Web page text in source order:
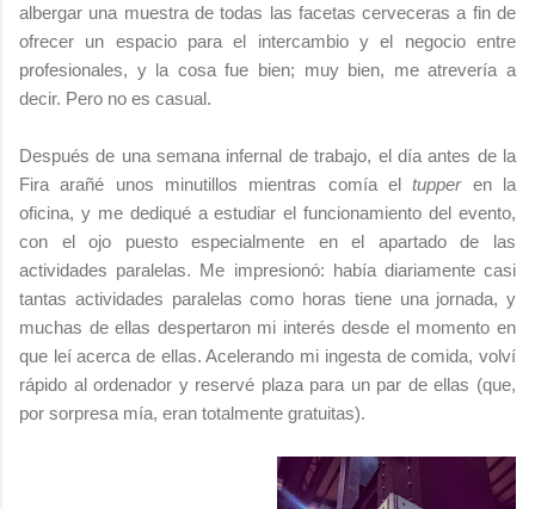
albergar una muestra de todas las facetas cerveceras a fin de
ofrecer un espacio para el intercambio y el negocio entre
profesionales, y la cosa fue bien; muy bien, me atrevería a
decir. Pero no es casual.
Después de una semana infernal de trabajo, el día antes de la
Fira arañé unos minutillos mientras comía eltupperen la
oficina, y me dediqué a estudiar el funcionamiento del evento,
con el ojo puesto especialmente en el apartado de las
actividades paralelas. Me impresionó: había diariamente casi
tantas actividades paralelas como horas tiene una jornada, y
muchas de ellas despertaron mi interés desde el momento en
que leí acerca de ellas. Acelerando mi ingesta de comida, volví
rápido al ordenador y reservé plaza para un par de ellas (que,
por sorpresa mía, eran totalmente gratuitas).